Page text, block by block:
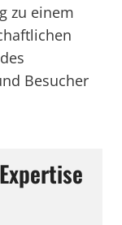
zu einem
Besucher